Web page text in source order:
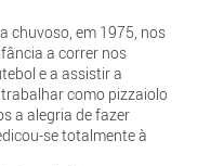
chuvoso, em 1975, nos
a correr nos
e a assistir a
como pizzaiolo
a alegria de fazer
se totalmente à